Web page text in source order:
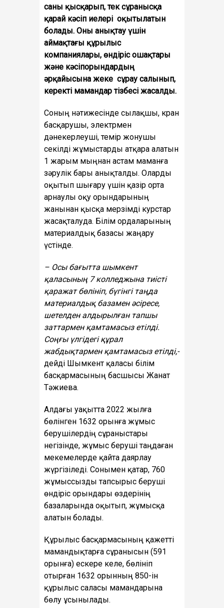
саны қысқарып, тек сұранысқа
қарай кәсіп иелері оқытылатын
болады. Оны анықтау үшін
аймақтағы құрылыс
компаниялары, өндіріс ошақтары
және кәсіпорындардың
әрқайысына жеке сұрау салынып,
керекті мамандар тізбесі жасалды.
Соның нәтижесінде сылақшы, кран
басқарушы, электрмен
дәнекерлеуші, темір жонушы
секілді жұмыстарды атқара алатын
1 жарым мыңнан астам маманға
зәрулік бары анықталды. Оларды
оқытып шығару үшін қазір орта
арнаулы оқу орындарының
жанынан қысқа мерзімді курстар
жасақталуда. Білім ордаларының
материалдық базасы жаңару
үстінде.
– Осы бағытта шымкент
қаласының 7 колледжына тиісті
қаражатбөлініп, бүгінгі таңда
материалдық базамен әсіресе,
шетелден алдырылған тапшы
заттармен қамтамасыз етілді.
Соңғы үлгідегі құрал
жабдықтармен қамтамасыз етілді,-
дейді Шымкент қаласы білім
басқармасының басшысы Жанат
Тәжиева.
Алдағы уақытта 2022 жылға
бөлінген 1632 орынға жұмыс
берушілердің сұраныстары
негізінде, жұмыс беруші таңдаған
мекемелерде қайта даярлау
жүргізіледі. Сонымен қатар, 760
жұмыссызды тапсырыс беруші
өндіріс орындары өздерінің
базаларында оқытып, жұмысқа
алатын болады.
Құрылыс басқармасының қажетті
мамандықтарға сұранысын (591
орынға) ескере келе, бөлініп
отырған 1632 орынның 850-ін
құрылыс саласы мамандарына
бөлу ұсынылады.